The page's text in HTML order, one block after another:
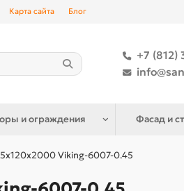
Карта сайта Блог
+7 (812)
и ограждения Фасад и
Viking-6007-0.45